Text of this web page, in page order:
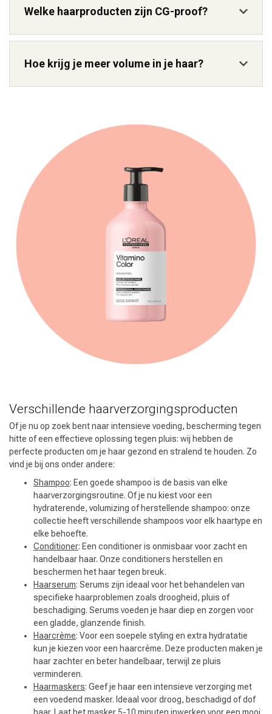
Welke haarproducten zijn CG-proof?
Hoe krijg je meer volume in je haar?
Verschillende haarverzorgingsproducten
Of je nu op zoek bent naar intensieve voeding, bescherming tegen
hitte of een effectieve oplossing tegen pluis: wij hebben de
perfecte producten om je haar gezond en stralend te houden. Zo
vind je bij ons onder andere:
Shampoo: Een goede shampoo is de basis van elke
haarverzorgingsroutine. Of je nu kiest voor een
hydraterende, volumizing of herstellende shampoo: onze
collectie heeft verschillende shampoos voor elk haartype en
elke behoefte.
Conditioner: Een conditioner is onmisbaar voor zacht en
handelbaar haar. Onze conditioners herstellen en
beschermen het haar tegen breuk.
Haarserum: Serums zijn ideaal voor het behandelen van
specifieke haarproblemen zoals droogheid, pluis of
beschadiging. Serums voeden je haar diep en zorgen voor
een gladde, glanzende finish.
Haarcrème: Voor een soepele styling en extra hydratatie
kun je kiezen voor een haarcrème. Deze producten maken je
haar zachter en beter handelbaar, terwijl ze pluis
verminderen.
Haarmaskers: Geef je haar een intensieve verzorging met
een voedend masker. Ideaal voor droog, beschadigd of dof